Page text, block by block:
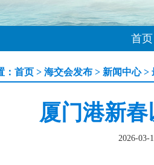
首页
： 首页 > 海交会发布 > 新闻中心>
厦门港新
2026-03-